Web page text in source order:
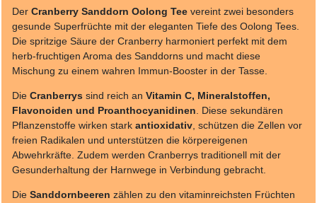
Der Cranberry Sanddorn Oolong Tee vereint zwei besonders
gesunde Superfrüchte mit der eleganten Tiefe des Oolong Tees.
Die spritzige Säure der Cranberry harmoniert perfekt mit dem
herb-fruchtigen Aroma des Sanddorns und macht diese
Mischung zu einem wahren Immun-Booster in der Tasse.
Die Cranberrys sind reich an Vitamin C, Mineralstoffen,
Flavonoiden und Proanthocyanidinen . Diese sekundären
Pflanzenstoffe wirken stark antioxidativ , schützen die Zellen vor
freien Radikalen und unterstützen die körpereigenen
Abwehrkräfte. Zudem werden Cranberrys traditionell mit der
Gesunderhaltung der Harnwege in Verbindung gebracht.
Die Sanddornbeeren zählen zu den vitaminreichsten Früchten